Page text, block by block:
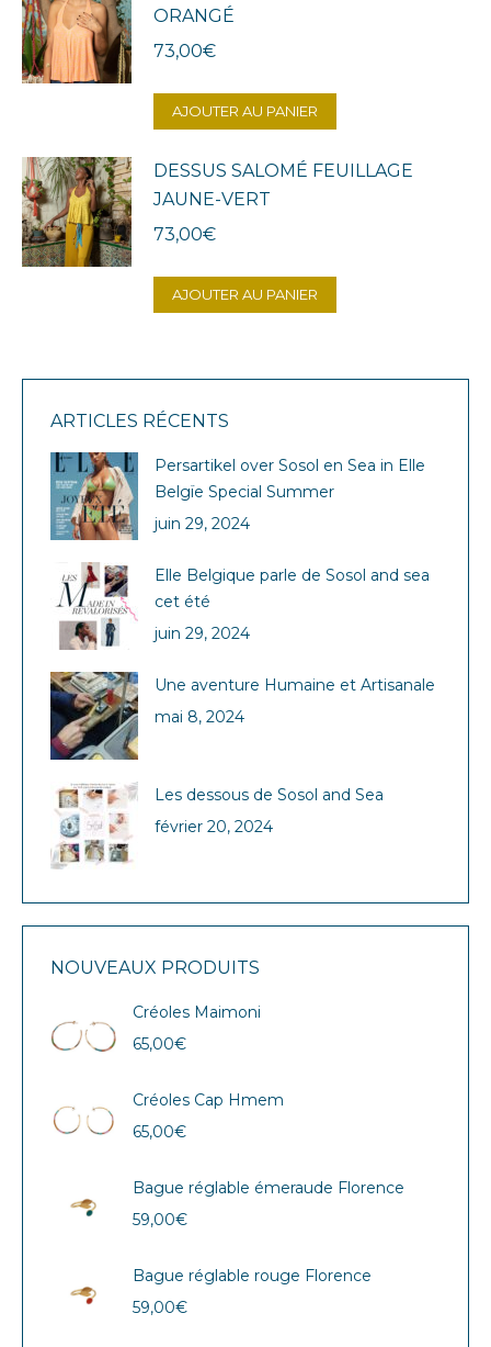
ORANGÉ
73,00€
AJOUTER AU PANIER
DESSUS SALOMÉ FEUILLAGE
JAUNE-VERT
73,00€
AJOUTER AU PANIER
ARTICLES RÉCENTS
Persartikel over Sosol en Sea in Elle
Belgïe Special Summer
juin 29, 2024
Elle Belgique parle de Sosol and sea
cet été
juin 29, 2024
Une aventure Humaine et Artisanale
mai 8, 2024
Les dessous de Sosol and Sea
février 20, 2024
NOUVEAUX PRODUITS
Créoles Maimoni
65,00€
Créoles Cap Hmem
65,00€
Bague réglable émeraude Florence
59,00€
Bague réglable rouge Florence
59,00€